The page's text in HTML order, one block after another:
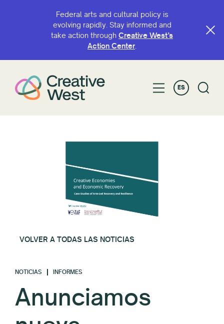
Federal arts and cultural policy is
evolving rapidly. Stay informed and
take action through Creative West’s
Action Center.
ES
VOLVER A TODAS LAS NOTICIAS
NOTICIAS INFORMES
Anunciamos